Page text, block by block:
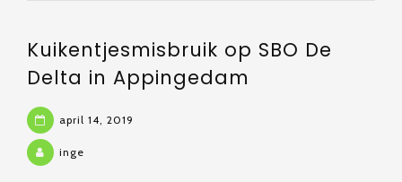
Kuikentjesmisbruik op SBO De
Delta in Appingedam
april 14, 2019
inge